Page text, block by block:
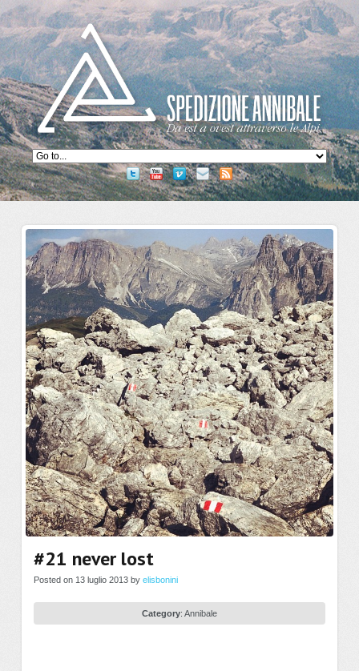
#21 never lost
Posted on 13 luglio 2013 by elisbonini
Category: Annibale